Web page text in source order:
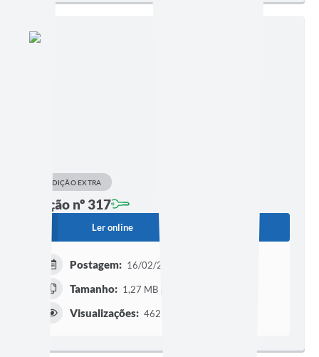
EDIÇÃO EXTRA
Edição nº 317
Ler online
Postagem: 16/02/2023 às 14h23
Tamanho: 1,27 MB | 35 páginas
Visualizações: 462